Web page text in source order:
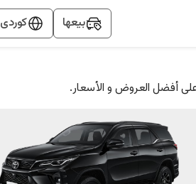
بيعها کوردی
أفضل العروض و الأسعار.